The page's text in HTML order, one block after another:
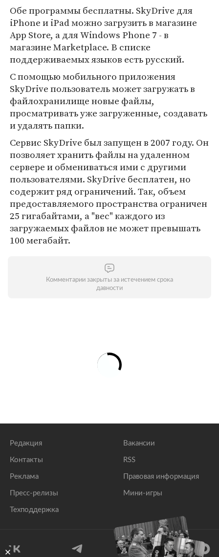
Обе программы бесплатны. SkyDrive для
iPhone и iPad можно загрузить в магазине
App Store, а для Windows Phone 7 - в
магазине Marketplace. В списке
поддерживаемых языков есть русский.
С помощью мобильного приложения
SkyDrive пользователь может загружать в
файлохранилище новые файлы,
просматривать уже загруженные, создавать
и удалять папки.
Сервис SkyDrive был запущен в 2007 году. Он
позволяет хранить файлы на удаленном
сервере и обмениваться ими с другими
пользователями. SkyDrive бесплатен, но
содержит ряд ограничений. Так, объем
предоставляемого пространства ограничен
25 гигабайтами, а "вес" каждого из
загружаемых файлов не может превышать
100 мегабайт.
Комментарии закрыты за истечением срока
давности
Редакция
Контакты
Реклама
Пресс-релизы
Техподдержка
Вакансии
RSS
Правовая информация
Мини-игры